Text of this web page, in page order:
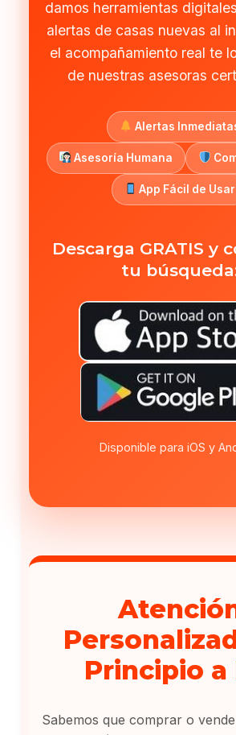
damos herramientas
alertas de casas nuevas al
el acompañamiento real te
de nuestras asesoras
Alertas
Asesoría Humana
App Fácil de Usar
Descarga GRATIS y
tu
Disponible para iOS y
Principio a
Sabemos que comprar o